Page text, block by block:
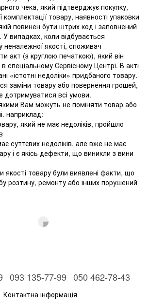
чека, який підтверджує покупку,
товару, наявності упаковки
повинен бути штрих код і заповнений
У випадках, коли відбувається
неналежної якості, споживач
акт (з круглою печаткою), який він
спеціальному Сервісному Центрі. В акті
«істотні недоліки» придбаного товару.
заміни товару або повернення грошей,
дотримуватися всі умови.
Вам можуть не поміняти товар або
наприклад:
який не має недоліків, пройшло
суттєвих недоліків, але вже не має
і є якісь дефекти, що виникли з вини
якості товару були виявлені факти, що
розтину, ремонту або інших порушений
093 135-77-99 050 462-78-43
Контактна інформація